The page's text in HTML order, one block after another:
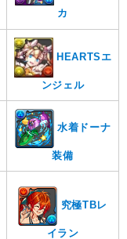
カ
HEARTSエ
ンジェル
水着ドーナ
装備
究極TBレ
イラン